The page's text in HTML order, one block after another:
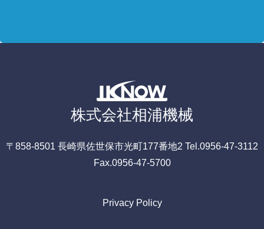
株式会社相浦機械
〒858-8501 長崎県佐世保市光町177番地2 Tel.0956-47-3112
Fax.0956-47-5700
Privacy Policy